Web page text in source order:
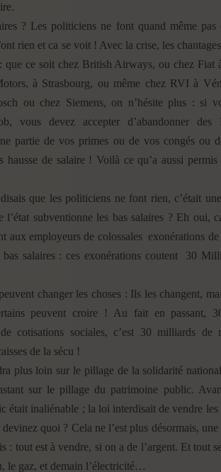
? Les politiciens ne font quand même pas
rien et ca se voit ! Avec la crise, les
que ce soit chez British Airways, ou chez Fiat
à Strasbourg, ou même chez RVI à
ou chez Siemens, on n’hésite plus : si
vous devez accepter d’abandonner
partie de vos primes ou de vos congés ou
hausse de salaire ! Voilà ce qu’a aussi
que les politiciens ne font rien, c’était
l’état subventionne les bas salaires ? Eh oui,
aux employeurs de colossales exonérations
bas salaires : ces exonérations coutent 30
changer les choses : Ils les changent,
peuvent croire ! Au fait en passant,
de cotisations sociales, c’est 30 milliards de
de la sécu !
plus loin sur le pillage de la solidarité
sur le pillage du patrimoine public.
était inaliénable ; la loi interdisait de vendre les
quoi ? Cela ne l’est plus désormais,
: tout est à vendre, si on a de l’argent. Et tout
le gaz, et demain l’électricité…